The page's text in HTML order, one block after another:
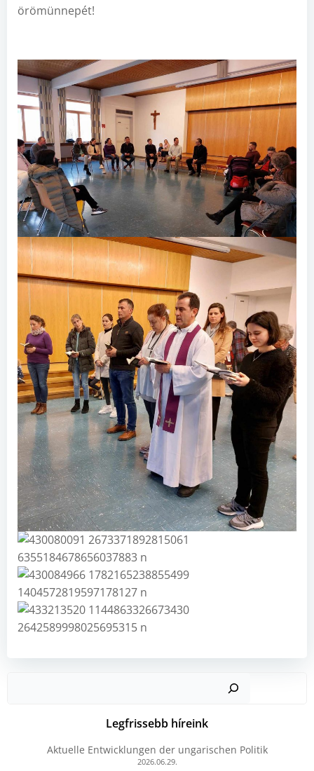
örömünnepét!
Legfrissebb híreink
Aktuelle Entwicklungen der ungarischen Politik
2026.06.29.